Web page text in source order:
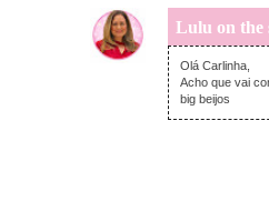
Lulu on the
Olá Carlinha,
Acho que vai
big beijos